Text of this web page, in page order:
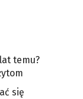
temu?
się